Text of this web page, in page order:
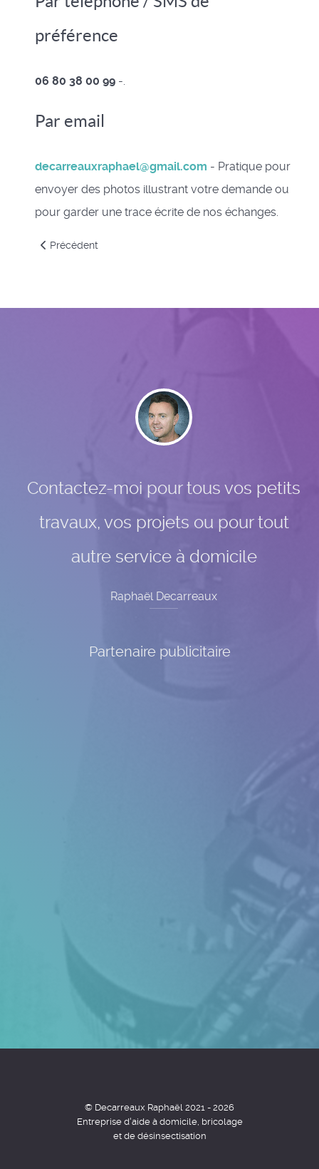
préférence
06 80 38 00 99 -.
Par email
decarreauxraphael@gmail.com - Pratique pour
envoyer des photos illustrant votre demande ou
pour garder une trace écrite de nos échanges.
Article précédent : Prestataire de services à Origny-en-
Précédent
Contactez-moi pour tous vos petits
travaux, vos projets ou pour tout
autre service à domicile
Raphaël Decarreaux
Partenaire publicitaire
© Decarreaux Raphaël 2021 - 2026
Entreprise d'aide à domicile, bricolage
et de désinsectisation